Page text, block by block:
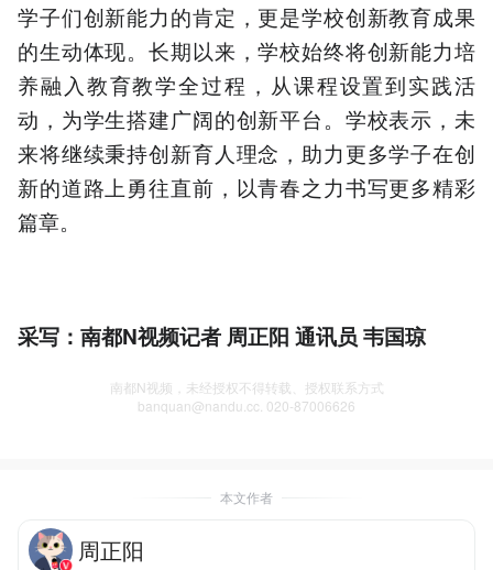
学子们创新能力的肯定，更是学校创新教育成果
的生动体现。长期以来，学校始终将创新能力培
养融入教育教学全过程，从课程设置到实践活
动，为学生搭建广阔的创新平台。学校表示，未
来将继续秉持创新育人理念，助力更多学子在创
新的道路上勇往直前，以青春之力书写更多精彩
篇章。
采写：南都N视频记者 周正阳 通讯员 韦国琼
南都N视频，未经授权不得转载、授权联系方式
banquan@nandu.cc. 020-87006626
本文作者
周正阳